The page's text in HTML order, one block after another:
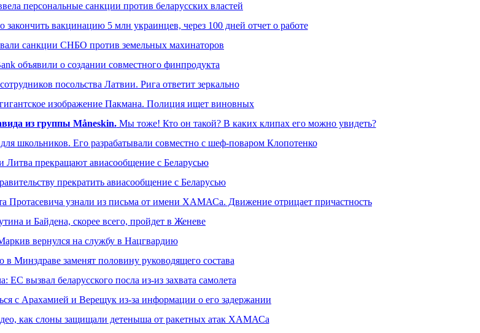
персональные санкции против беларусских властей
вакцинацию 5 млн украинцев, через 100 дней отчет о работе
санкции СНБО против земельных махинаторов
объявили о создании совместного финпродукта
посольства Латвии. Рига ответит зеркально
изображение Пакмана. Полиция ищет виновных
из группы Måneskin.Мы тоже! Кто он такой? В каких клипах его можно увидеть?
школьников. Его разрабатывали совместно с шеф-поваром Клопотенко
Литва прекращают авиасообщение с Беларусью
прекратить авиасообщение с Беларусью
Протасевича узнали из письма от имени ХАМАСа. Движение отрицает причастность
и Байдена, скорее всего, пройдет в Женеве
вернулся на службу в Нацгвардию
в Минздраве заменят половину руководящего состава
ЕС вызвал беларусского посла из-из захвата самолета
с Арахамией и Верещук из-за информации о его задержании
как слоны защищали детеныша от ракетных атак ХАМАСа